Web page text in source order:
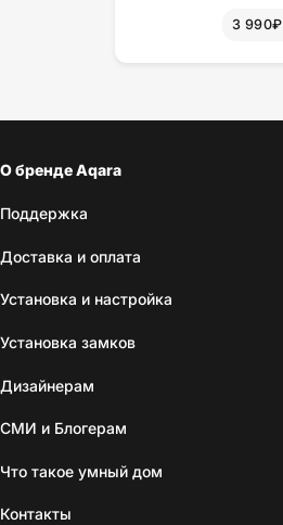
3 990₽
О бренде Aqara
Поддержка
Доставка и оплата
Установка и настройка
Установка замков
Дизайнерам
СМИ и Блогерам
Что такое умный дом
Контакты